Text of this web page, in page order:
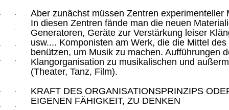
Aber zunächst müssen Zentren experimenteller
In diesen Zentren fände man die neuen
Generatoren, Geräte zur Verstärkung leiser
usw.... Komponisten am Werk, die die Mittel
benützen, um Musik zu machen. Aufführungen
Klangorganisation zu musikalischen und
(Theater, Tanz, Film).
KRAFT DES ORGANISATIONSPRINZIPS
EIGENEN FÄHIGKEIT, ZU DENKEN